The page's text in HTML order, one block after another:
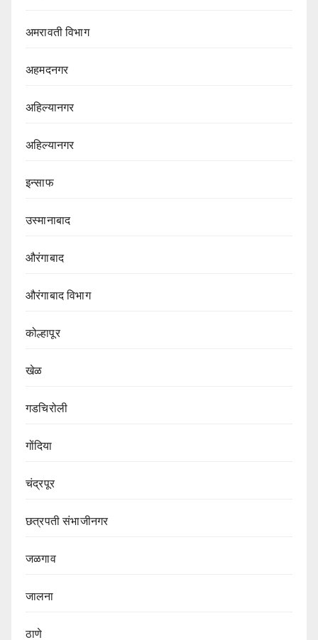
अमरावती विभाग‌
अहमदनगर
अहिल्यानगर
अहिल्यानगर
इन्साफ
उस्मानाबाद
औरंगाबाद
औरंगाबाद विभाग‌
कोल्हापूर
खेळ
गडचिरोली
गोंदिया
चंद्रपूर
छत्रपती संभाजीनगर
जळगाव
जालना
ठाणे